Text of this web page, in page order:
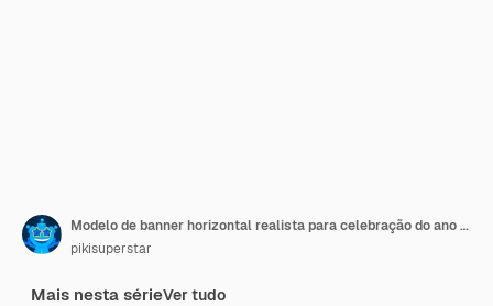
Modelo de banner horizontal realista para celebração do ano novo de 2024
pikisuperstar
Mais nesta sérieVer tudo